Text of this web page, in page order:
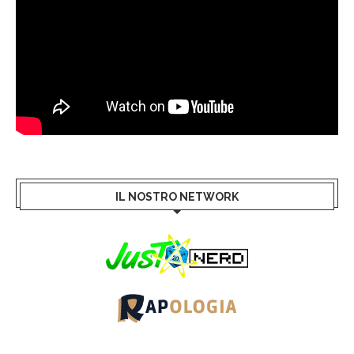
IL NOSTRO NETWORK